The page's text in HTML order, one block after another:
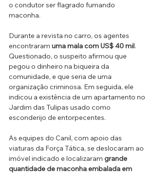
o condutor ser flagrado fumando
maconha.
Durante a revista no carro, os agentes
encontraram uma mala com US$ 40 mil.
Questionado, o suspeito afirmou que
pegou o dinheiro na biqueira da
comunidade, e que seria de uma
organização criminosa. Em seguida, ele
indicou a existência de um apartamento no
Jardim das Tulipas usado como
esconderijo de entorpecentes.
As equipes do Canil, com apoio das
viaturas da Força Tática, se deslocaram ao
imóvel indicado e localizaram grande
quantidade de maconha embalada em